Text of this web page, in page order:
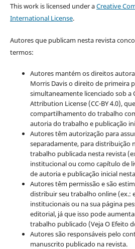
This work is licensed under aCreative
International License.
Autores que publicam nesta revista
termos:
Autores mantém os direitos
Morris Davis o direito de primeira
simultaneamente licenciado sob a
Attribution License (CC-BY 4.0),
compartilhamento do trabalho
autoria do trabalho e publicação
Autores têm autorização para
separadamente, para distribuição
trabalho publicada nesta revista
institucional ou como capítulo de
de autoria e publicação inicial
Autores têm permissão e são
distribuir seu trabalho online (ex.:
institucionais ou na sua página
editorial, já que isso pode
trabalho publicado (Veja O Efeito
Autores são responsáveis pelo
manuscrito publicado na revista.